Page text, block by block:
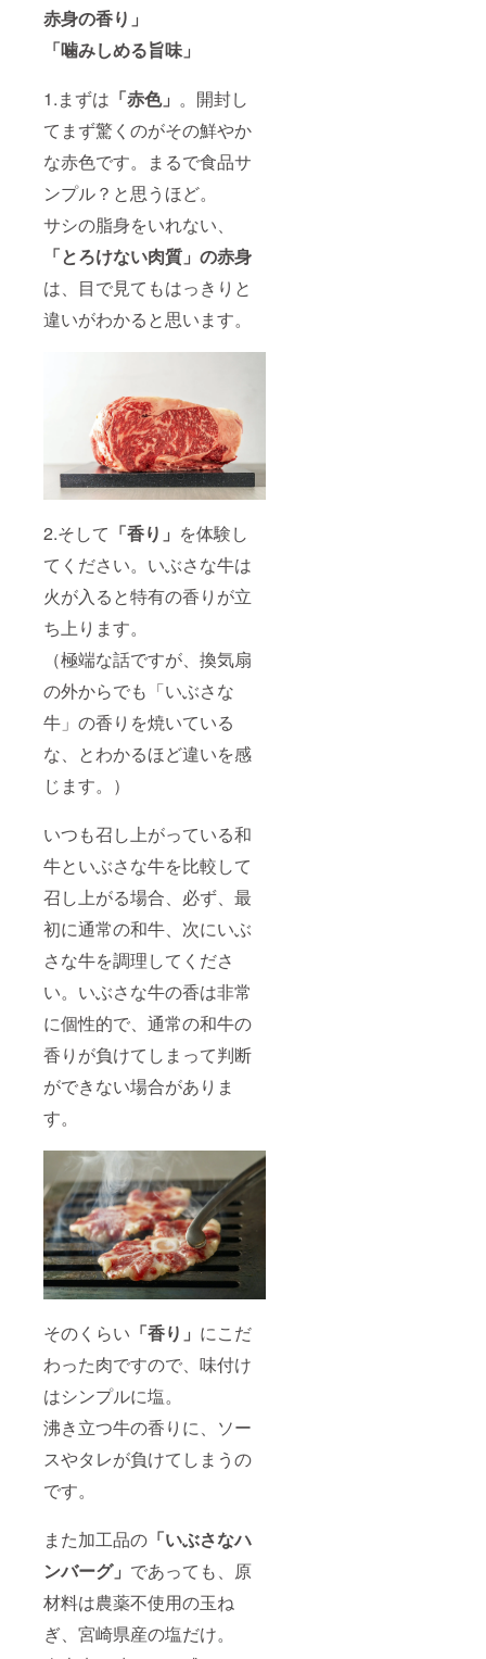
赤身の香り」
「噛みしめる旨味」
1.まずは 「赤色」 。開封し
てまず驚くのがその鮮やか
な赤色です。まるで食品サ
ンプル？と思うほど。
サシの脂身をいれない、
「とろけない肉質」の赤身
は、目で見てもはっきりと
違いがわかると思います。
2.そして 「香り」 を体験し
てください。いぶさな牛は
火が入ると特有の香りが立
ち上ります。
（極端な話ですが、換気扇
の外からでも「いぶさな
牛」の香りを焼いている
な、とわかるほど違いを感
じます。）
いつも召し上がっている和
牛といぶさな牛を比較して
召し上がる場合、必ず、最
初に通常の和牛、次にいぶ
さな牛を調理してくださ
い。いぶさな牛の香は非常
に個性的で、通常の和牛の
香りが負けてしまって判断
ができない場合がありま
す。
そのくらい 「香り」 にこだ
わった肉ですので、味付け
はシンプルに塩。
沸き立つ牛の香りに、ソー
スやタレが負けてしまうの
です。
また加工品の 「いぶさなハ
ンバーグ」 であっても、原
材料は農薬不使用の玉ね
ぎ、宮崎県産の塩だけ。